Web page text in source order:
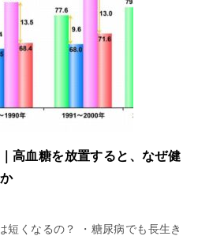
高血糖を放置すると、なぜ健
短くなるの？ ・糖尿病でも長生き